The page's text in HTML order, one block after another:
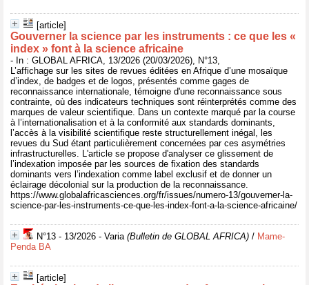
[article]
Gouverner la science par les instruments : ce que les «
index » font à la science africaine
- In : GLOBAL AFRICA, 13/2026 (20/03/2026), N°13,
L’affichage sur les sites de revues éditées en Afrique d’une mosaïque
d’index, de badges et de logos, présentés comme gages de
reconnaissance internationale, témoigne d'une reconnaissance sous
contrainte, où des indicateurs techniques sont réinterprétés comme des
marques de valeur scientifique. Dans un contexte marqué par la course
à l’internationalisation et à la conformité aux standards dominants,
l’accès à la visibilité scientifique reste structurellement inégal, les
revues du Sud étant particulièrement concernées par ces asymétries
infrastructurelles. L'article se propose d'analyser ce glissement de
l’indexation imposée par les sources de fixation des standards
dominants vers l’indexation comme label exclusif et de donner un
éclairage décolonial sur la production de la reconnaissance.
https://www.globalafricasciences.org/fr/issues/numero-13/gouverner-la-
science-par-les-instruments-ce-que-les-index-font-a-la-science-africaine/
N°13 - 13/2026 - Varia(Bulletin de GLOBAL AFRICA) / Mame-
Penda BA
[article]